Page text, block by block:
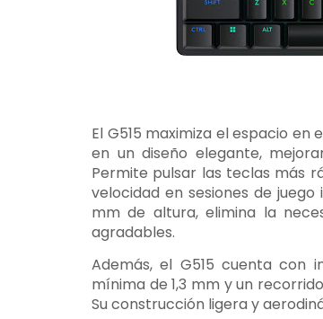
El G515 maximiza el espacio
en un diseño elegante,
Permite pulsar las teclas más
velocidad en sesiones de
mm de altura, elimina la
agradables.
Además, el G515 cuenta con
mínima de 1,3 mm y un
Su construcción ligera y